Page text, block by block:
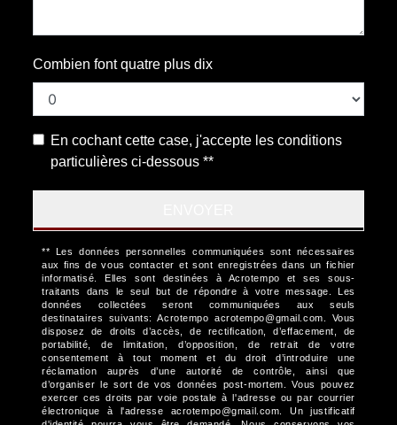
Combien font quatre plus dix
En cochant cette case, j'accepte les conditions
particulières ci-dessous **
** Les données personnelles communiquées sont nécessaires
aux fins de vous contacter et sont enregistrées dans un fichier
informatisé. Elles sont destinées à Acrotempo et ses sous-
traitants dans le seul but de répondre à votre message. Les
données collectées seront communiquées aux seuls
destinataires suivants: Acrotempo acrotempo@gmail.com. Vous
disposez de droits d’accès, de rectification, d’effacement, de
portabilité, de limitation, d’opposition, de retrait de votre
consentement à tout moment et du droit d’introduire une
réclamation auprès d’une autorité de contrôle, ainsi que
d’organiser le sort de vos données post-mortem. Vous pouvez
exercer ces droits par voie postale à l'adresse ou par courrier
électronique à l'adresse acrotempo@gmail.com. Un justificatif